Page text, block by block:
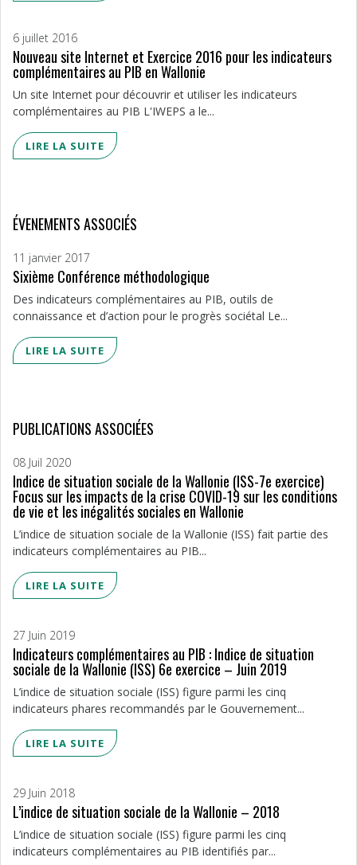
6 juillet 2016
Nouveau site Internet et Exercice 2016 pour les indicateurs
complémentaires au PIB en Wallonie
Un site Internet pour découvrir et utiliser les indicateurs
complémentaires au PIB L'IWEPS a le...
LIRE LA SUITE
ÉVENEMENTS ASSOCIÉS
11 janvier 2017
Sixième Conférence méthodologique
Des indicateurs complémentaires au PIB, outils de
connaissance et d’action pour le progrès sociétal Le...
LIRE LA SUITE
PUBLICATIONS ASSOCIÉES
08 Juil 2020
Indice de situation sociale de la Wallonie (ISS-7e exercice)
Focus sur les impacts de la crise COVID-19 sur les conditions
de vie et les inégalités sociales en Wallonie
L’indice de situation sociale de la Wallonie (ISS) fait partie des
indicateurs complémentaires au PIB...
LIRE LA SUITE
27 Juin 2019
Indicateurs complémentaires au PIB : Indice de situation
sociale de la Wallonie (ISS) 6e exercice – Juin 2019
L’indice de situation sociale (ISS) figure parmi les cinq
indicateurs phares recommandés par le Gouvernement...
LIRE LA SUITE
29 Juin 2018
L’indice de situation sociale de la Wallonie – 2018
L’indice de situation sociale (ISS) figure parmi les cinq
indicateurs complémentaires au PIB identifiés par...